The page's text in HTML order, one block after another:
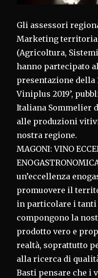
Gli assessori
Marketing
(Agricoltura,
hanno partecipato
presentazione della
Viniplus 2019’,
Italiana Sommelier
alle produzioni
nostra regione.
MAGONI: VINO
un’eccellenza
promuovere il
in particolare i
compongono la
prodotto vero e
realtà, soprattutto
alla ricerca di
Basti pensare che i